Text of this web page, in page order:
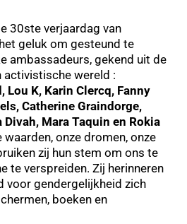
30ste verjaardag van
geluk om gesteund te
ambassadeurs, gekend uit de
activistische wereld :
Lou K, Karin Clercq, Fanny
Catherine Graindorge,
Divah, Mara Taquin en Rokia
waarden, onze dromen, onze
zij hun stem om ons te
te verspreiden. Zij herinneren
voor gendergelijkheid zich
boeken en